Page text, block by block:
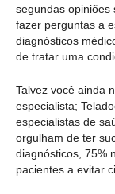
segundas opiniões
fazer perguntas a
diagnósticos
de tratar uma
Talvez você ainda
especialista;
especialistas de
orgulham de ter
diagnósticos, 75%
pacientes a evitar